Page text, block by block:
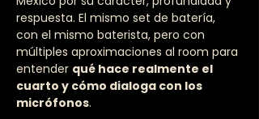
respuesta. El mismo set de batería,
con el mismo baterista, pero con
múltiples aproximaciones al room para
entender qué hace realmente el
cuarto y cómo dialoga con los
micrófonos.